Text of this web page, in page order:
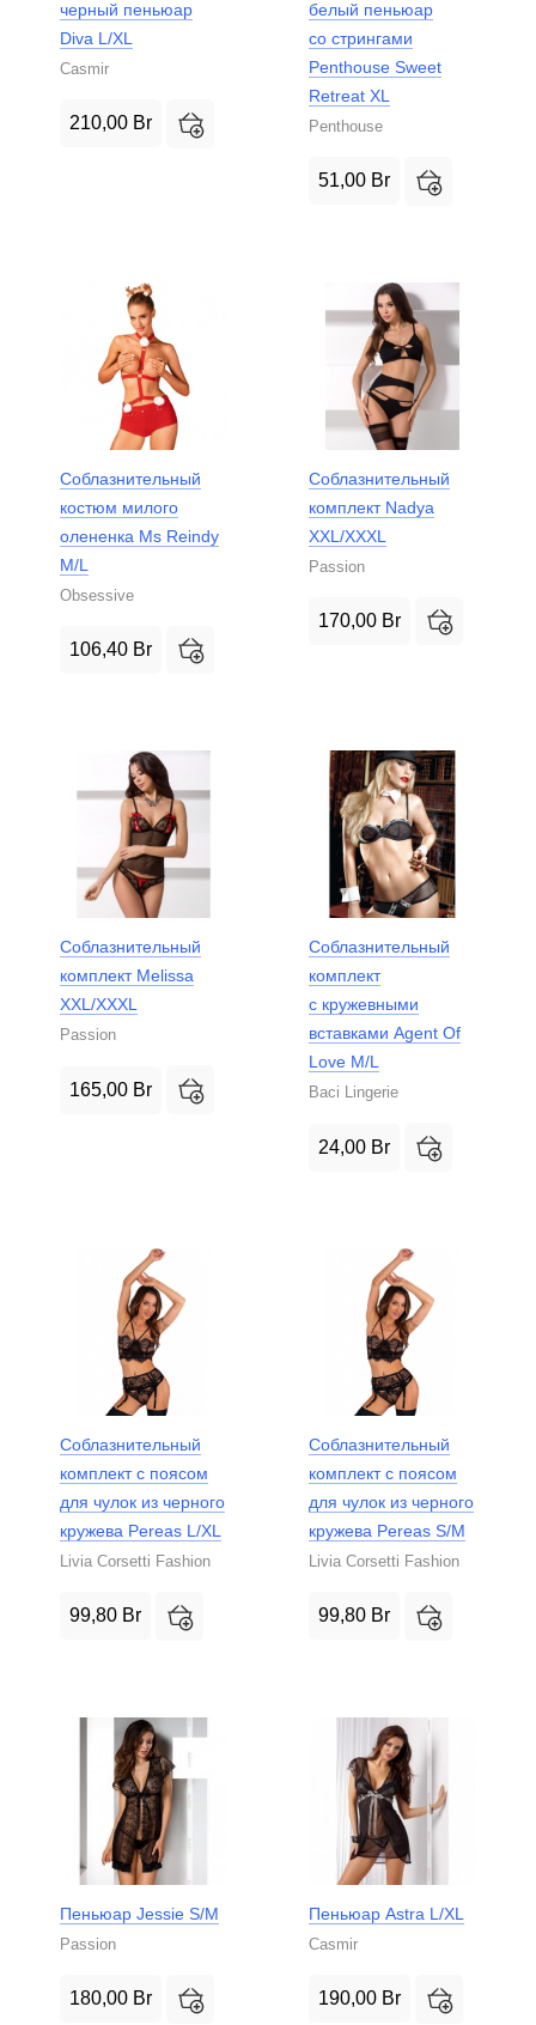
черный пеньюар
Diva L/XL
Casmir
210,00 Br
белый пеньюар
со стрингами
Penthouse Sweet
Retreat XL
Penthouse
51,00 Br
Соблазнительный
костюм милого
олененка Ms Reindy
M/L
Obsessive
106,40 Br
Соблазнительный
комплект Nadya
XXL/XXXL
Passion
170,00 Br
Соблазнительный
комплект Melissa
XXL/XXXL
Passion
165,00 Br
Соблазнительный
комплект
с кружевными
вставками Agent Of
Love M/L
Baci Lingerie
24,00 Br
Соблазнительный
комплект с поясом
для чулок из черного
кружева Pereas L/XL
Livia Corsetti Fashion
99,80 Br
Соблазнительный
комплект с поясом
для чулок из черного
кружева Pereas S/M
Livia Corsetti Fashion
99,80 Br
Пеньюар Jessie S/M
Passion
180,00 Br
Пеньюар Astra L/XL
Casmir
190,00 Br